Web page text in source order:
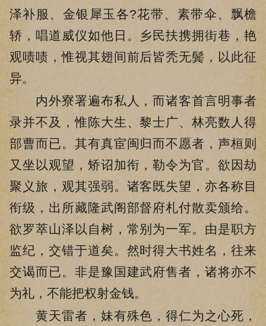
泽补服、金银犀玉各?花带、素带伞、飘檐
轿，唱道威仪如他日。乡民扶携拥街巷，艳
观啧啧，惟视其翅间前后皆秃无鬓，以此征
异。
内外寮署遍布私人，而诸客首言明事者
录并不及，惟陈大生、黎士广、林亮数人得
部曹而已。其有真宦闽归而不愿者，声桓则
又坐以观望，矫诏加衔，勒令为官。欲因劫
聚义旅，观其强弱。诸客既失望，亦各称目
衔级，出所藏隆武阁部督府札付散卖颁给。
欲罗萃山泽以自树，常别为一军。由是职方
监纪，交错于道矣。然时得大书姓名，往来
交谒而已。非是豫国建武府售者，诸将亦不
为礼，不能把权射金钱。
黄天雷者，妹有殊色，得仁为之心死，